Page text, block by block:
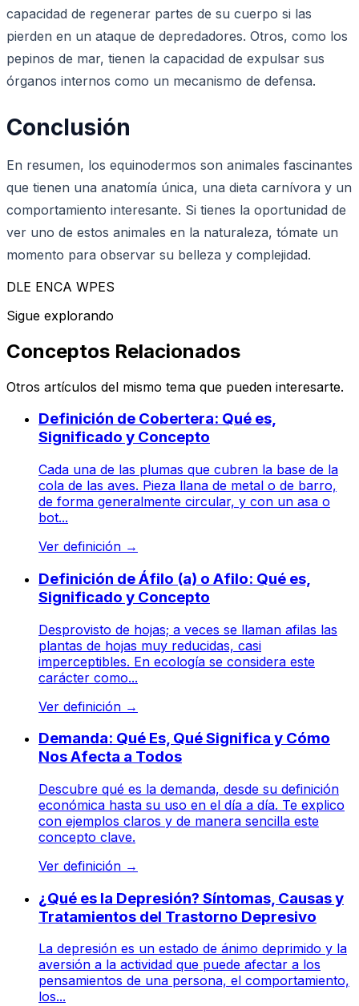
capacidad de regenerar partes de su cuerpo si las
pierden en un ataque de depredadores. Otros, como los
pepinos de mar, tienen la capacidad de expulsar sus
órganos internos como un mecanismo de defensa.
Conclusión
En resumen, los equinodermos son animales fascinantes
que tienen una anatomía única, una dieta carnívora y un
comportamiento interesante. Si tienes la oportunidad de
ver uno de estos animales en la naturaleza, tómate un
momento para observar su belleza y complejidad.
DLE ENCA WPES
Sigue explorando
Conceptos Relacionados
Otros artículos del mismo tema que pueden interesarte.
Definición de Cobertera: Qué es,
Significado y Concepto
Cada una de las plumas que cubren la base de la
cola de las aves. Pieza llana de metal o de barro,
de forma generalmente circular, y con un asa o
bot...
Ver definición →
Definición de Áfilo (a) o Afilo: Qué es,
Significado y Concepto
Desprovisto de hojas; a veces se llaman afilas las
plantas de hojas muy reducidas, casi
imperceptibles. En ecología se considera este
carácter como...
Ver definición →
Demanda: Qué Es, Qué Significa y Cómo
Nos Afecta a Todos
Descubre qué es la demanda, desde su definición
económica hasta su uso en el día a día. Te explico
con ejemplos claros y de manera sencilla este
concepto clave.
Ver definición →
¿Qué es la Depresión? Síntomas, Causas y
Tratamientos del Trastorno Depresivo
La depresión es un estado de ánimo deprimido y la
aversión a la actividad que puede afectar a los
pensamientos de una persona, el comportamiento,
los...